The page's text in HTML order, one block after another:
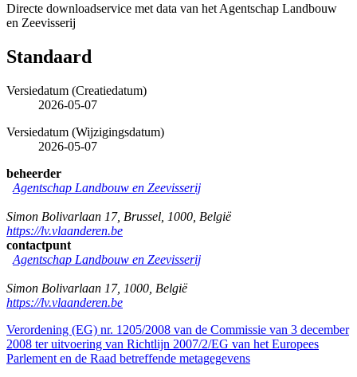
Directe downloadservice met data van het Agentschap Landbouw
en Zeevisserij
Standaard
Versiedatum (Creatiedatum)
2026-05-07
Versiedatum (Wijzigingsdatum)
2026-05-07
beheerder
Agentschap Landbouw en Zeevisserij
Simon Bolivarlaan 17, Brussel 1000 België
https://lv.vlaanderen.be
contactpunt
Agentschap Landbouw en Zeevisserij
Simon Bolivarlaan 17, 1000 België
https://lv.vlaanderen.be
Verordening (EG) nr. 1205/2008 van de Commissie van 3 december
2008 ter uitvoering van Richtlijn 2007/2/EG van het Europees
Parlement en de Raad betreffende metagegevens